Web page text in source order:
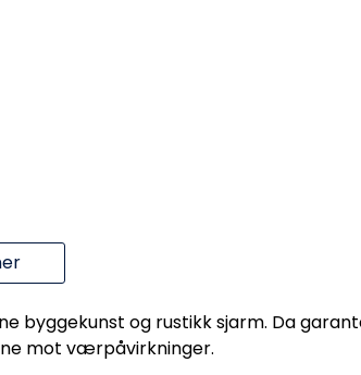
byggekunst og rustikk sjarm. Da
mot værpåvirkninger.